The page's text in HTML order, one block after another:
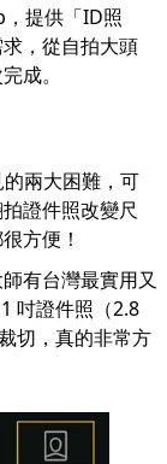
提供「ID照
，從自拍大頭
成。
兩大困難，可
證件照改變尺
方便！
有台灣最實用又
吋證件照（2.8
切，真的非常方